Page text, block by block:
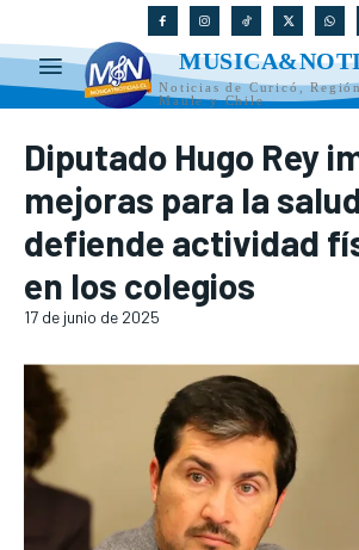
Noticias de Curicó,
Maule y Chile
Diputado Hugo Rey
mejoras para la
defiende actividad
en los colegios
17 de junio de 2025